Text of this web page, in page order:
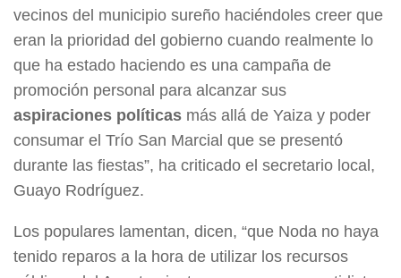
vecinos del municipio sureño haciéndoles creer que
eran la prioridad del gobierno cuando realmente lo
que ha estado haciendo es una campaña de
promoción personal para alcanzar sus
aspiraciones políticas más allá de Yaiza y poder
consumar el Trío San Marcial que se presentó
durante las fiestas”, ha criticado el secretario local,
Guayo Rodríguez.
Los populares lamentan, dicen, “que Noda no haya
tenido reparos a la hora de utilizar los recursos